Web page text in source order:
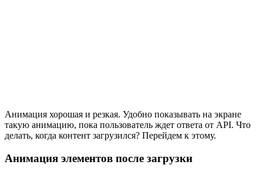
Анимация хорошая и резкая. Удобно показывать на экране
такую анимацию, пока пользователь ждет ответа от API. Что
делать, когда контент загрузился? Перейдем к этому.
Анимация элементов после загрузки